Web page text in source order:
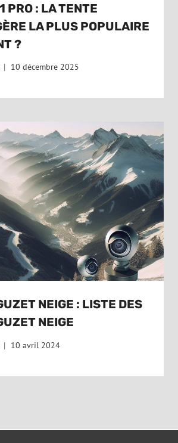
PRO : LA TENTE
LA PLUS POPULAIRE
?
10 décembre 2025
NEIGE : LISTE DES
NEIGE
10 avril 2024